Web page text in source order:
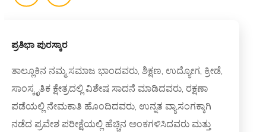
ಆರೋಗ್ಯ ನಿಧಿ
ತಾಲ್ಲೂಕಿನ ನಮ್ಮ ಸಮಾಜ ಬಾಂಧವರು ಆಕಸ್ಮಿಕವಾಗಿ ಅಪಘಾತಕ್ಕೆ
ಒಳಗಾದರೆ, ಅನಾರೋಗ್ಯ ಪೀಡಿತರಾದರೆ, ಅವರ ಆರ್ಥಿಕ
ಪರಿಸ್ಥಿತಿಯನ್ನು ಗಮನಿಸಿ ರೂ.25000/-ಗಳವರೆಗೆ ಧನಸಹಾಯ
ಮಾಡುವುದು. ಇದಕ್ಕಾಗಿ ಒಂದು ಉಪ ಸಮಿತಿಯನ್ನು